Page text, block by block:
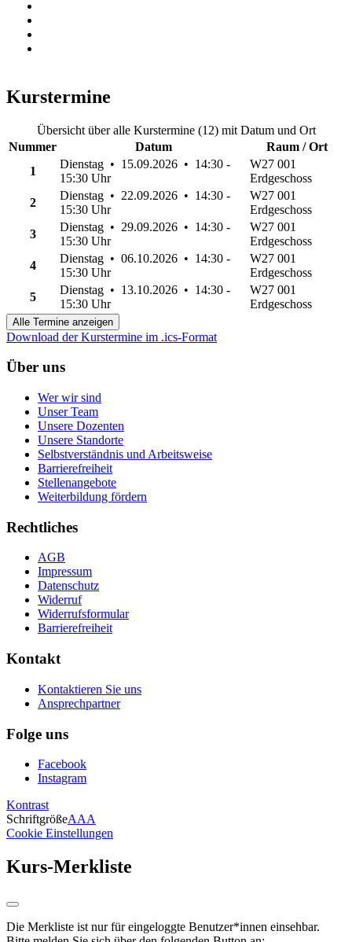
Kurstermine
Übersicht über alle Kurstermine (12) mit Datum und Ort
Nummer
Datum
Raum / Ort
1
Dienstag • 15.09.2026 • 14:30 -
15:30 Uhr
W27 001
Erdgeschoss
2
Dienstag • 22.09.2026 • 14:30 -
15:30 Uhr
W27 001
Erdgeschoss
3
Dienstag • 29.09.2026 • 14:30 -
15:30 Uhr
W27 001
Erdgeschoss
4
Dienstag • 06.10.2026 • 14:30 -
15:30 Uhr
W27 001
Erdgeschoss
5
Dienstag • 13.10.2026 • 14:30 -
15:30 Uhr
W27 001
Erdgeschoss
Alle Termine anzeigen
Download der Kurstermine im .ics-Format
Über uns
Wer wir sind
Unser Team
Unsere Dozenten
Unsere Standorte
Selbstverständnis und Arbeitsweise
Barrierefreiheit
Stellenangebote
Weiterbildung fördern
Rechtliches
AGB
Impressum
Datenschutz
Widerruf
Widerrufsformular
Barrierefreiheit
Kontakt
Kontaktieren Sie uns
Ansprechpartner
Folge uns
Facebook
Instagram
Kontrast
SchriftgrößeAAA
Cookie Einstellungen
Kurs-Merkliste
Die Merkliste ist nur für eingeloggte Benutzer*innen einsehbar.